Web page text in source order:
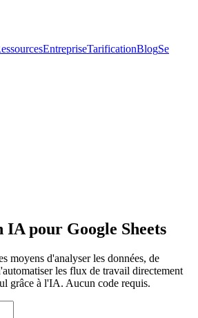
EntrepriseTarificationBlogSe
pour Google Sheets
moyens d'analyser les données, de
les flux de travail directement
grâce à l'IA. Aucun code requis.